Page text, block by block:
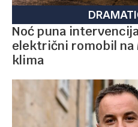
Noć puna
električni romobil na
klima